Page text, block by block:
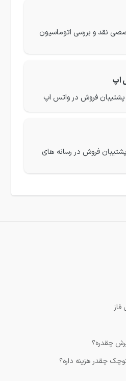
نقد و بررسی اتوماسیون
اپ
پشتیبان فروش در واتس اپ
پشتیبان فروش در رسانه های
فاز
چقدره؟